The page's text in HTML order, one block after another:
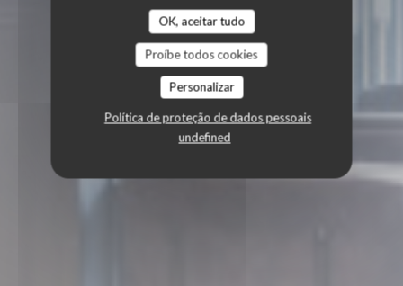
OK, aceitar tudo
Proíbe todos cookies
Personalizar
Política de proteção de dados pessoais
undefined